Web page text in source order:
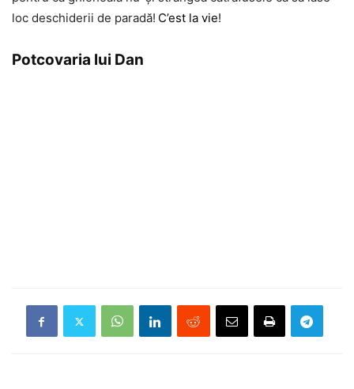
loc deschiderii de paradă! C’est la vie!
Potcovaria lui Dan